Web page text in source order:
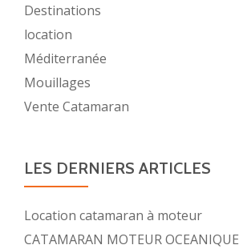
Destinations
location
Méditerranée
Mouillages
Vente Catamaran
LES DERNIERS ARTICLES
Location catamaran à moteur
CATAMARAN MOTEUR OCEANIQUE